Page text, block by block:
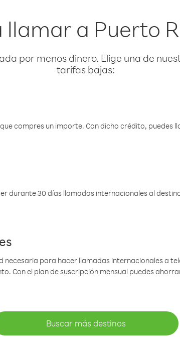
a Puerto
por menos dinero. Elige una de
tarifas bajas:
compres un importe. Con dicho crédito, puedes
durante 30 días llamadas internacionales al
necesaria para hacer llamadas internacionales a
Con el plan de suscripción mensual puedes
Buscar más destinos